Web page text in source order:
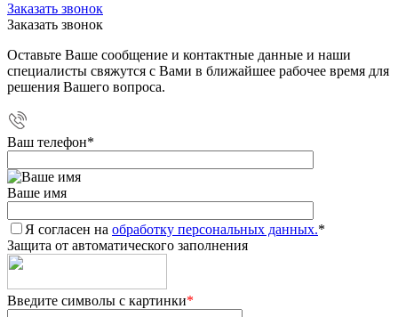
Заказать звонок
Заказать звонок
Оставьте Ваше сообщение и контактные данные и наши
специалисты свяжутся с Вами в ближайшее рабочее время для
решения Вашего вопроса.
Ваш телефон*
Ваше имя
Я согласен на обработку персональных данных.*
Защита от автоматического заполнения
Введите символы с картинки*